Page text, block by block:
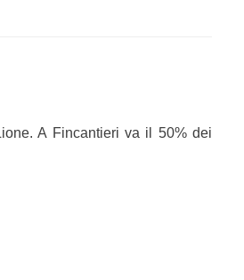
A Fincantieri va il 50% dei